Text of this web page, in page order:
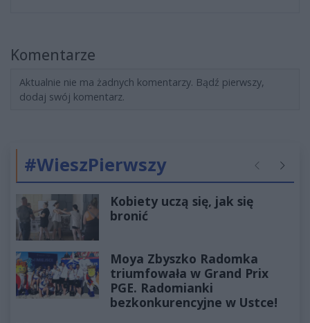
Komentarze
Aktualnie nie ma żadnych komentarzy. Bądź pierwszy,
dodaj swój komentarz.
#WieszPierwszy Poprzednie
Kobiety uczą się, jak się
bronić
Moya Zbyszko Radomka
triumfowała w Grand Prix
PGE. Radomianki
bezkonkurencyjne w Ustce!